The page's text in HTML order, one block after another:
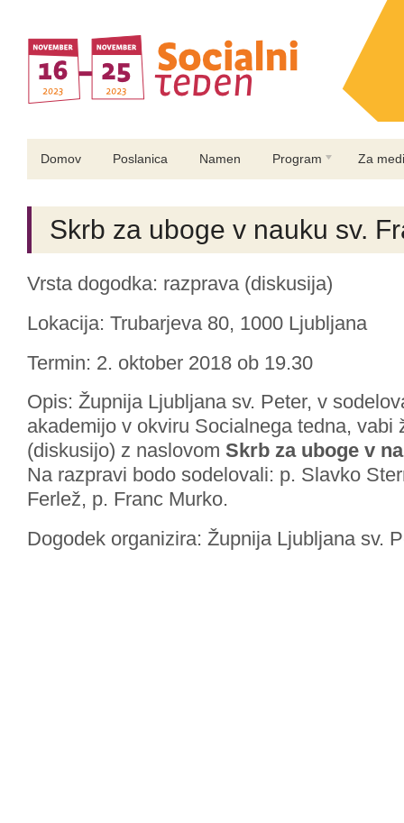
Domov Poslanica Namen Program Za
Skrb za uboge v nauku sv.
Vrsta dogodka: razprava (diskusija)
Lokacija: Trubarjeva 80, 1000 Ljubljana
Termin: 2. oktober 2018 ob 19.30
Opis: Župnija Ljubljana sv. Peter, v
akademijo v okviru Socialnega tedna, vabi
(diskusijo) z naslovom Skrb za uboge v
Na razpravi bodo sodelovali: p. Slavko
Ferlež, p. Franc Murko.
Dogodek organizira: Župnija Ljubljana sv.